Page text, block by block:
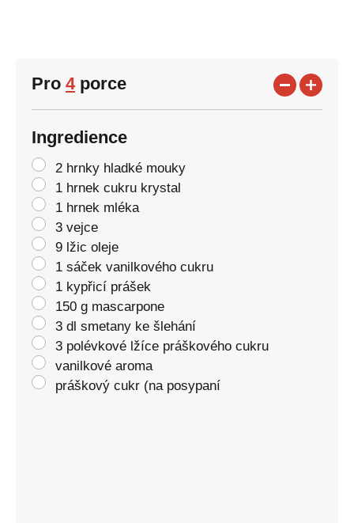
Pro 4porce
Ingredience
2 hrnky hladké mouky
1 hrnek cukru krystal
1 hrnek mléka
3 vejce
9 lžic oleje
1 sáček vanilkového cukru
1 kypřicí prášek
150 g mascarpone
3 dl smetany ke šlehání
3 polévkové lžíce práškového cukru
vanilkové aroma
práškový cukr (na posypaní